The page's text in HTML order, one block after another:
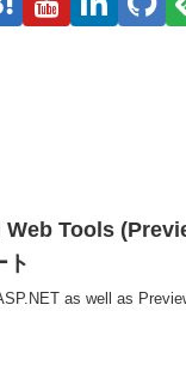
Web Tools
ト
as well as